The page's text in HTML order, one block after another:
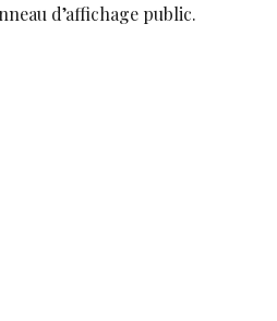
d’affichage public.